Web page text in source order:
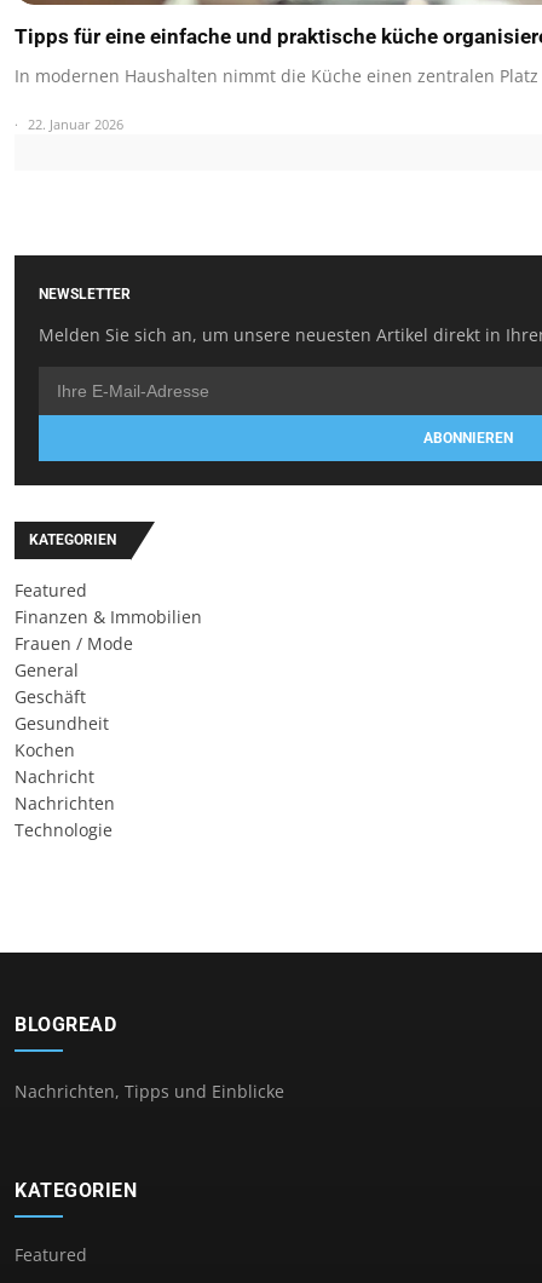
Tipps für eine einfache und praktische küche
In modernen Haushalten nimmt die Küche einen zentralen
22. Januar 2026
NEWSLETTER
Melden Sie sich an, um unsere neuesten Artikel direkt in
ABONNIEREN
KATEGORIEN
Featured
Finanzen & Immobilien
Frauen / Mode
General
Geschäft
Gesundheit
Kochen
Nachricht
Nachrichten
Technologie
BLOGREAD
Nachrichten, Tipps und Einblicke
KATEGORIEN
Featured